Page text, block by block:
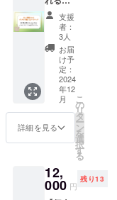
い。
定期間
を過ぎ
ると追
加料金
が発生
します
のでご
注意く
ださ
い。
なたの
お名前
をPRで
きま
す。プ
ロジェ
クトの
一部と
して、
特別な
記念と
るお名
前を備
考欄に
ラスト
の載っ
たトー
トバッ
グ】 電
子書籍
に掲載
される
イラス
トを用
いたオ
リジナ
ルグッ
トバッ
グ）を
お届け
支援
者：
3人
お届
け予
定：
2024
年12
月
詳細を見る
こ
の
リ
タ
ー
ン
を
選
択
す
る
12,
000 円
残り13